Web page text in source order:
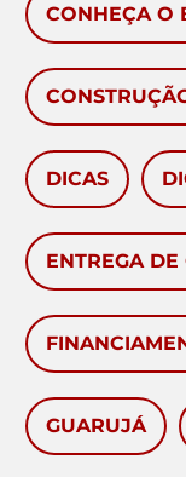
CONHEÇA O
DICAS
ENTREGA DE
GUARUJÁ